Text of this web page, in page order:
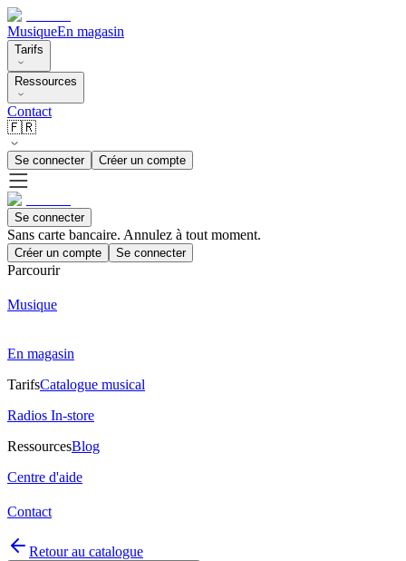
MusiqueEn magasin
Tarifs
Ressources
Contact
🇫🇷
Se connecter Créer un compte
Se connecter
Sans carte bancaire. Annulez à tout moment.
Créer un compte Se connecter
Parcourir
Musique
En magasin
TarifsCatalogue musical
Radios In-store
RessourcesBlog
Centre d'aide
Contact
Retour au catalogue